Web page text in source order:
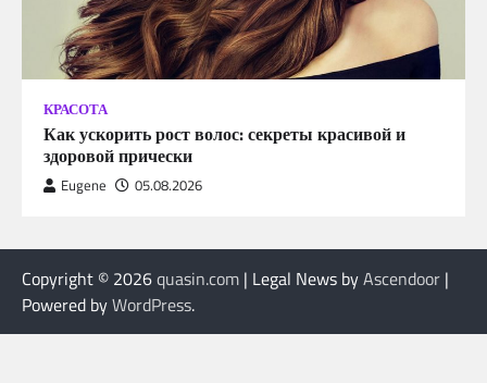
КРАСОТА
Как ускорить рост волос: секреты красивой и
здоровой прически
Eugene 05.08.2026
Copyright © 2026quasin.com | Legal News byAscendoor |
Powered byWordPress.